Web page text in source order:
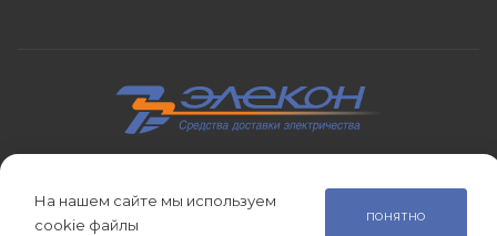
электротехническая продукция, светотехника с 1998 года.
На нашем сайте мы используем
cookie файлы
ПОНЯТНО